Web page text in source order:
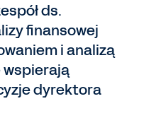
ds.
finansowej
i analizą
dyrektora